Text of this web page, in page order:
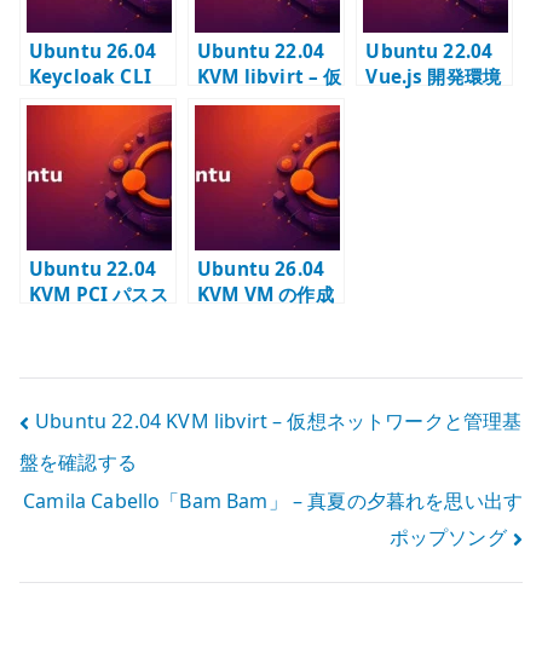
Ubuntu 26.04
Keycloak CLI
の基本設定 –
kcadm.sh を使
う管理ツールを
配置する
Ubuntu 22.04
KVM libvirt – 仮
想ネットワーク
と管理基盤を確
Ubuntu 22.04
Vue.js 開発環境
Ubuntu 22.04
KVM PCI パスス
る
Ubuntu 26.04
KVM VM の作成
投
稿
ナ
ビ
Ubuntu 22.04 KVM libvirt – 仮想ネットワークと管理基
盤を確認する
Camila Cabello「Bam Bam」 – 真夏の夕暮れを思い出す
ポップソング